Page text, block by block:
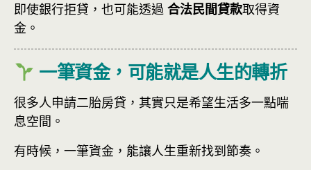
即使銀行拒貸，也可能透過 合法民間貸款取得資
金。
一筆資金，可能就是人生的轉折
很多人申請二胎房貸，其實只是希望生活多一點喘
息空間。
有時候， 一筆資金，能讓人生重新找到節奏。